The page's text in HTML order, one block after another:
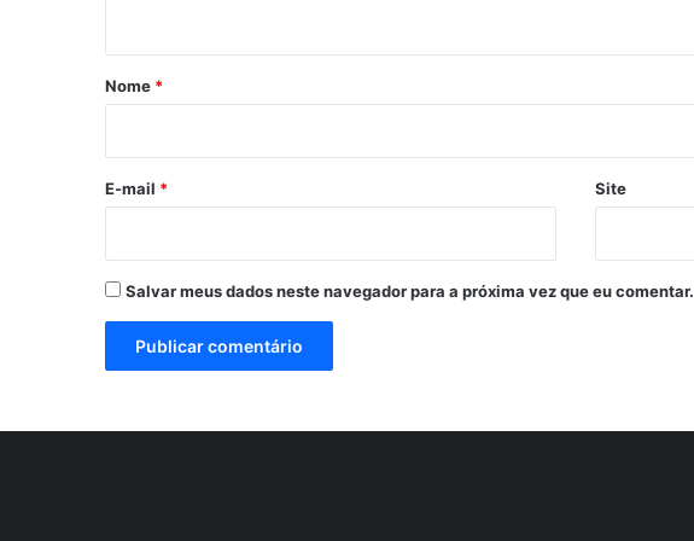
r
*
Nome *
E-mail * Site
Salvar meus dados neste navegador para a próxima vez que eu comentar.